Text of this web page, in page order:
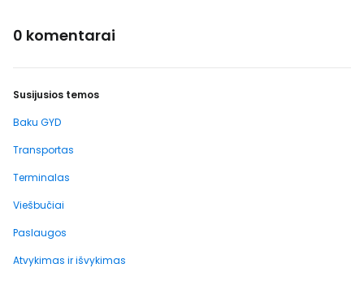
0 komentarai
Susijusios temos
Baku GYD
Transportas
Terminalas
Viešbučiai
Paslaugos
Atvykimas ir išvykimas